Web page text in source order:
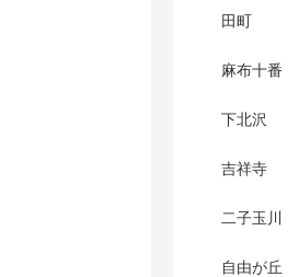
田町
麻布十番
下北沢
吉祥寺
二子玉川
自由が丘